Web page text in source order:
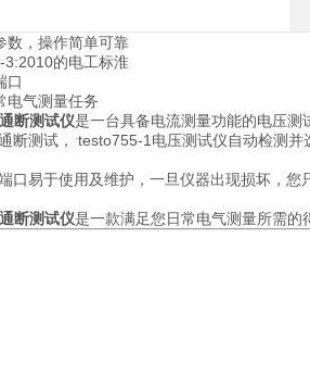
数，操作简单可靠
的电工标淮
口
电气测量任务
断测试仪是一台具备电流测量功能的电压
断测试， testo755-1电压测试仪自动检测并
口易于使用及维护，一旦仪器出现损坏，您
断测试仪是一款满足您日常电气测量所需的